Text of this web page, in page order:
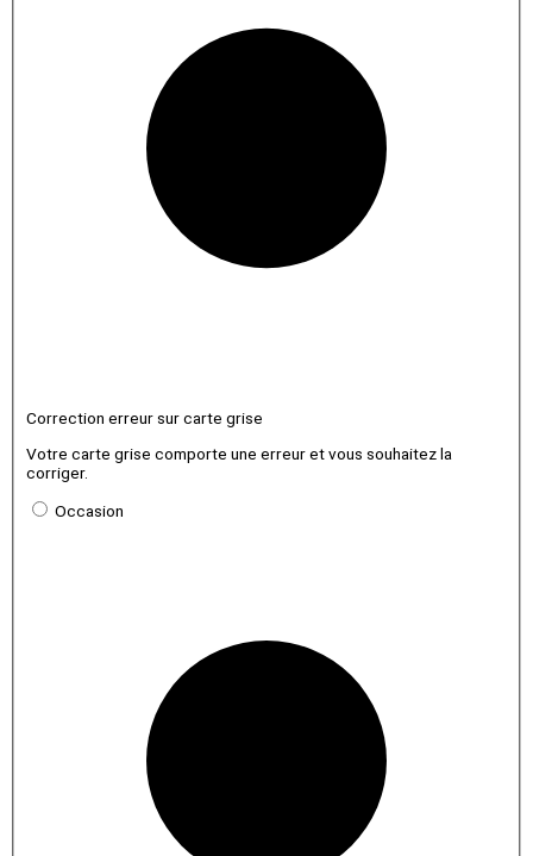
Correction erreur sur carte grise
Votre carte grise comporte une erreur et vous souhaitez la
corriger.
Occasion